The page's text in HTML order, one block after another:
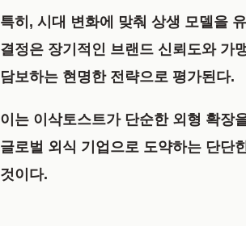
특히, 시대 변화에 맞춰 상생 모델을
결정은 장기적인 브랜드 신뢰도와 가
담보하는 현명한 전략으로 평가된다.
이는 이삭토스트가 단순한 외형 확장
글로벌 외식 기업으로 도약하는 단단
것이다.